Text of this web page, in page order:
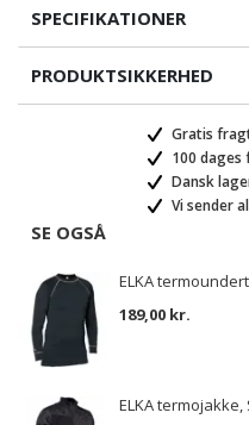
SPECIFIKATIONER
PRODUKTSIKKERHED
Gratis
100
Dansk
Vi sender
SE OGSÅ
ELKA
189,00 kr.
ELKA termojakke,